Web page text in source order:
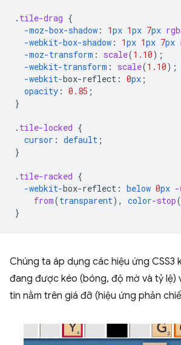
. tile-drag {
-moz-box-shadow : 1px 1px 7px
-webkit-box-shadow : 1px 1px 7px
-moz-transform : scale(1.10);
-webkit-transform : scale(1.10);
-webkit-box-reflect : 0px ;
opacity : 0.85 ;
}
. tile-locked {
cursor : default ;
}
. tile-racked {
-webkit-box-reflect : below 0px -
from(transparent), color-stop(
}
Chúng ta áp dụng các hiệu ứng CSS3
đang được kéo (bóng, độ mờ và tỷ lệ)
tin nằm trên giá đỡ (hiệu ứng phản